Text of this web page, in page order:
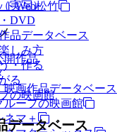
トWeb松竹
開作品
映画作品データベース
ループの映画館
ネマ＋
実写）
DVD
品データベース
しみ方
・作る
る
の映画館
データベース